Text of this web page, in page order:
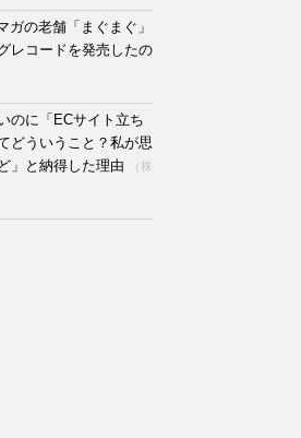
ガの老舗「まぐまぐ」
レコードを発売したの
のに「ECサイト立ち
どういうこと？私が思
」と納得した理由
（株